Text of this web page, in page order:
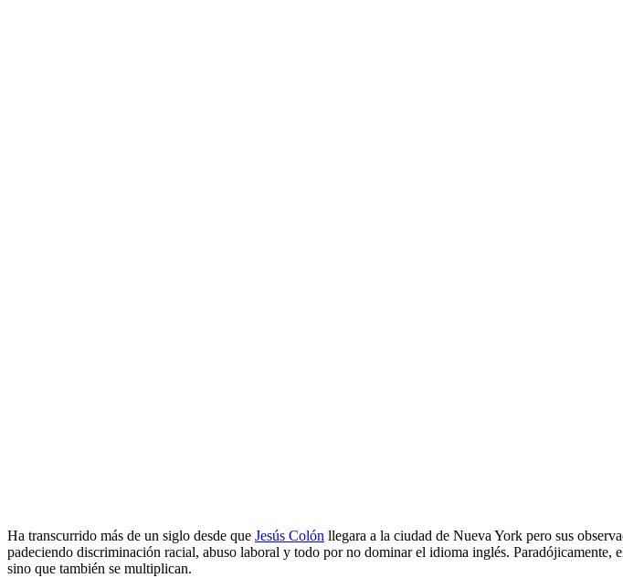
Ha transcurrido más de un siglo desde que Jesús Colón llegara a la ciudad de Nueva York pero sus
padeciendo discriminación racial, abuso laboral y todo por no dominar el idioma inglés.
sino que también se multiplican.